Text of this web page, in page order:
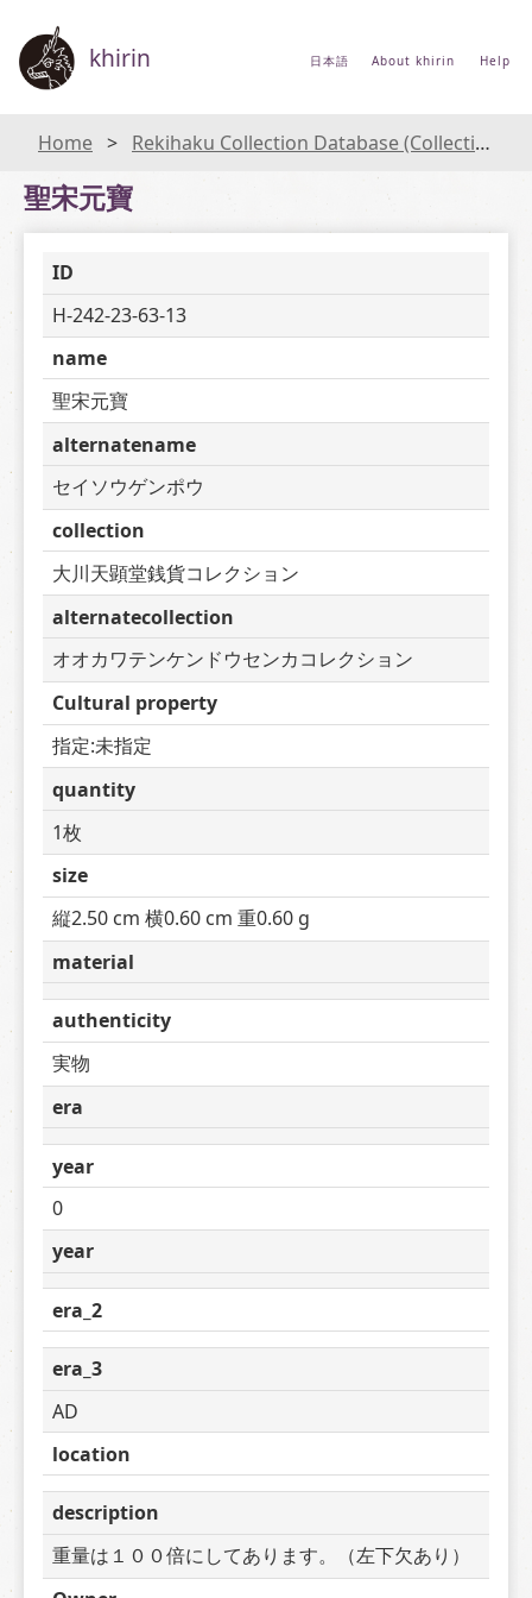
khirin 日本語 About khirin Help
Home Rekihaku Collection Database (Collections Database of the National Museum of Japanese History)
聖宋元寶
ID
H-242-23-63-13
name
聖宋元寶
alternatename
セイソウゲンポウ
collection
大川天顕堂銭貨コレクション
alternatecollection
オオカワテンケンドウセンカコレクション
Cultural property
指定:未指定
quantity
1枚
size
縦2.50 cm 横0.60 cm 重0.60 g
material
authenticity
実物
era
year
0
year
era_2
era_3
AD
location
description
重量は１００倍にしてあります。（左下欠あり）